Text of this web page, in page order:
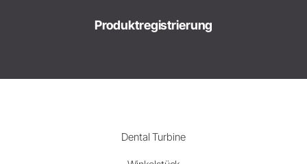
Produktregistrierung
Dental Turbine